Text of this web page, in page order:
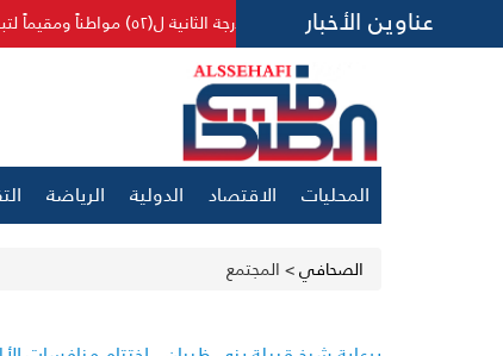
عناوين الأخبار
الثانية ل(٥٢) مواطناً ومقيماً لتبرعهم بالدم ٥٠ مرة
المحليات الاقتصاد الدولية الرياضة
الصحافي> المجتمع